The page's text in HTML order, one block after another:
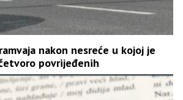
nakon nesreće u kojoj je
povrijeđenih